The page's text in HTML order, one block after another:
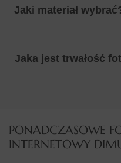
Jaki materiał
Jaka jest trwałość
PONADCZASOWE
INTERNETOWY